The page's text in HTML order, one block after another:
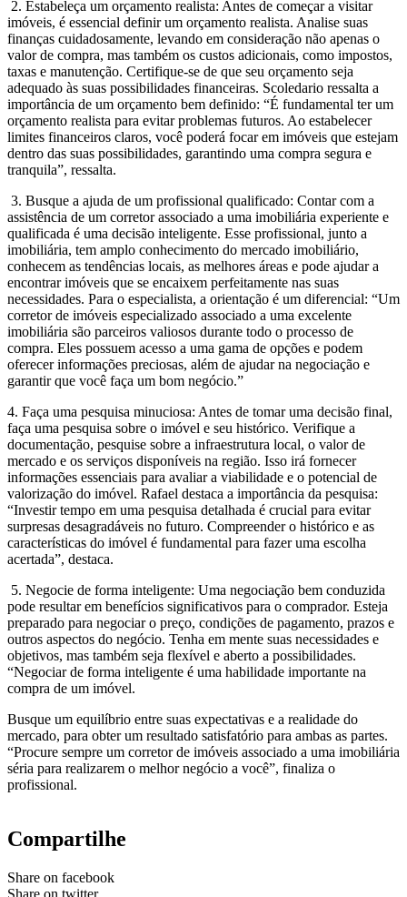
2. Estabeleça um orçamento realista: Antes de começar a visitar
imóveis, é essencial definir um orçamento realista. Analise suas
finanças cuidadosamente, levando em consideração não apenas o
valor de compra, mas também os custos adicionais, como impostos,
taxas e manutenção. Certifique-se de que seu orçamento seja
adequado às suas possibilidades financeiras. Scoledario ressalta a
importância de um orçamento bem definido: “É fundamental ter um
orçamento realista para evitar problemas futuros. Ao estabelecer
limites financeiros claros, você poderá focar em imóveis que estejam
dentro das suas possibilidades, garantindo uma compra segura e
tranquila”, ressalta.
3. Busque a ajuda de um profissional qualificado: Contar com a
assistência de um corretor associado a uma imobiliária experiente e
qualificada é uma decisão inteligente. Esse profissional, junto a
imobiliária, tem amplo conhecimento do mercado imobiliário,
conhecem as tendências locais, as melhores áreas e pode ajudar a
encontrar imóveis que se encaixem perfeitamente nas suas
necessidades. Para o especialista, a orientação é um diferencial: “Um
corretor de imóveis especializado associado a uma excelente
imobiliária são parceiros valiosos durante todo o processo de
compra. Eles possuem acesso a uma gama de opções e podem
oferecer informações preciosas, além de ajudar na negociação e
garantir que você faça um bom negócio.”
4. Faça uma pesquisa minuciosa: Antes de tomar uma decisão final,
faça uma pesquisa sobre o imóvel e seu histórico. Verifique a
documentação, pesquise sobre a infraestrutura local, o valor de
mercado e os serviços disponíveis na região. Isso irá fornecer
informações essenciais para avaliar a viabilidade e o potencial de
valorização do imóvel. Rafael destaca a importância da pesquisa:
“Investir tempo em uma pesquisa detalhada é crucial para evitar
surpresas desagradáveis no futuro. Compreender o histórico e as
características do imóvel é fundamental para fazer uma escolha
acertada”, destaca.
5. Negocie de forma inteligente: Uma negociação bem conduzida
pode resultar em benefícios significativos para o comprador. Esteja
preparado para negociar o preço, condições de pagamento, prazos e
outros aspectos do negócio. Tenha em mente suas necessidades e
objetivos, mas também seja flexível e aberto a possibilidades.
“Negociar de forma inteligente é uma habilidade importante na
compra de um imóvel.
Busque um equilíbrio entre suas expectativas e a realidade do
mercado, para obter um resultado satisfatório para ambas as partes.
“Procure sempre um corretor de imóveis associado a uma imobiliária
séria para realizarem o melhor negócio a você”, finaliza o
profissional.
Compartilhe
Share on facebook
Share on twitter